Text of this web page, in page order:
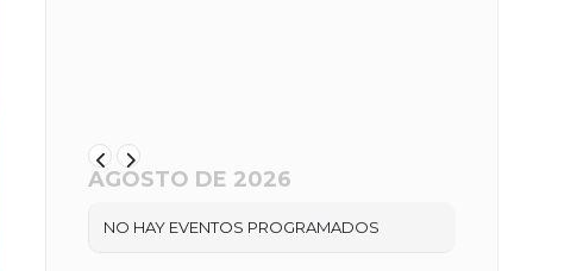
AGOSTO DE 2026
NO HAY EVENTOS PROGRAMADOS